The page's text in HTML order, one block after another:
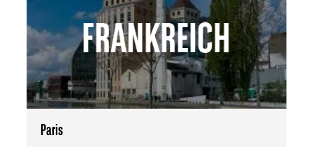
FRANKREICH
Paris